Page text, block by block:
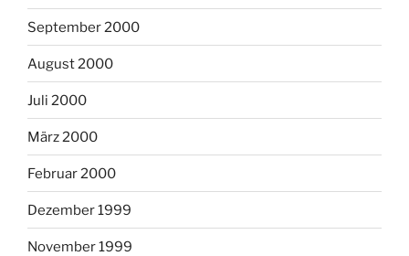
September 2000
August 2000
Juli 2000
März 2000
Februar 2000
Dezember 1999
November 1999